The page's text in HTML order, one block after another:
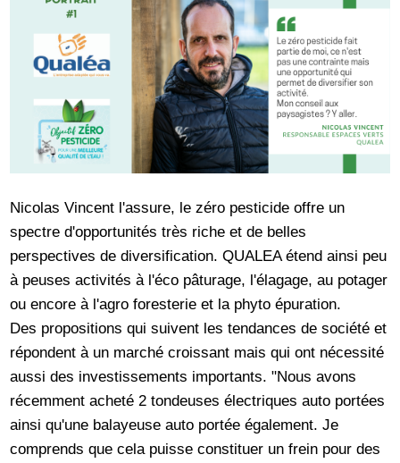
Nicolas Vincent l'assure, le zéro pesticide offre un
spectre d'opportunités très riche et de belles
perspectives de diversification. QUALEA étend ainsi peu
à peuses activités à l'éco pâturage, l'élagage, au potager
ou encore à l'agro foresterie et la phyto épuration.
Des propositions qui suivent les tendances de société et
répondent à un marché croissant mais qui ont nécessité
aussi des investissements importants. "Nous avons
récemment acheté 2 tondeuses électriques auto portées
ainsi qu'une balayeuse auto portée également. Je
comprends que cela puisse constituer un frein pour des